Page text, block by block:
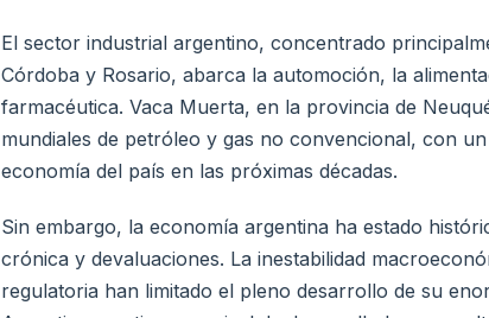
El sector industrial argentino, concentrado
Córdoba y Rosario, abarca la automoción, la
farmacéutica. Vaca Muerta, en la provincia de
mundiales de petróleo y gas no convencional, con
economía del país en las próximas décadas.
Sin embargo, la economía argentina ha estado
crónica y devaluaciones. La inestabilidad
regulatoria han limitado el pleno desarrollo de su